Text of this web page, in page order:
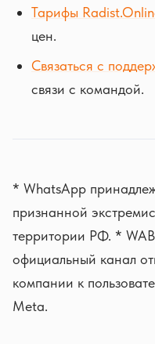
Тарифы
цен.
Связаться с
связи с командой.
* WhatsApp
признанной
территории РФ. *
официальный канал
компании к
Meta.